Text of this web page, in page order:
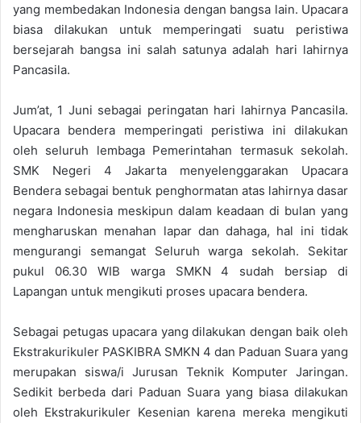
yang membedakan Indonesia dengan bangsa lain. Upacara
biasa dilakukan untuk memperingati suatu peristiwa
bersejarah bangsa ini salah satunya adalah hari lahirnya
Pancasila.
Jum’at, 1 Juni sebagai peringatan hari lahirnya Pancasila.
Upacara bendera memperingati peristiwa ini dilakukan
oleh seluruh lembaga Pemerintahan termasuk sekolah.
SMK Negeri 4 Jakarta menyelenggarakan Upacara
Bendera sebagai bentuk penghormatan atas lahirnya dasar
negara Indonesia meskipun dalam keadaan di bulan yang
mengharuskan menahan lapar dan dahaga, hal ini tidak
mengurangi semangat Seluruh warga sekolah. Sekitar
pukul 06.30 WIB warga SMKN 4 sudah bersiap di
Lapangan untuk mengikuti proses upacara bendera.
Sebagai petugas upacara yang dilakukan dengan baik oleh
Ekstrakurikuler PASKIBRA SMKN 4 dan Paduan Suara yang
merupakan siswa/i Jurusan Teknik Komputer Jaringan.
Sedikit berbeda dari Paduan Suara yang biasa dilakukan
oleh Ekstrakurikuler Kesenian karena mereka mengikuti